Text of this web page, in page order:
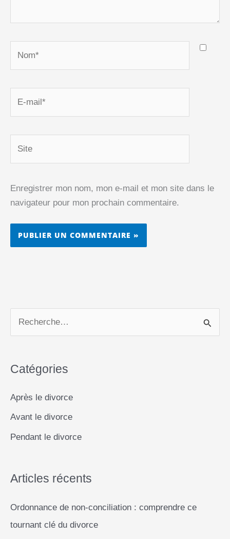
Enregistrer mon nom, mon e-mail et mon site dans le
navigateur pour mon prochain commentaire.
e
h
r
c
h
:
Catégories
Après le divorce
Avant le divorce
Pendant le divorce
Articles récents
Ordonnance de non-conciliation : comprendre ce
tournant clé du divorce